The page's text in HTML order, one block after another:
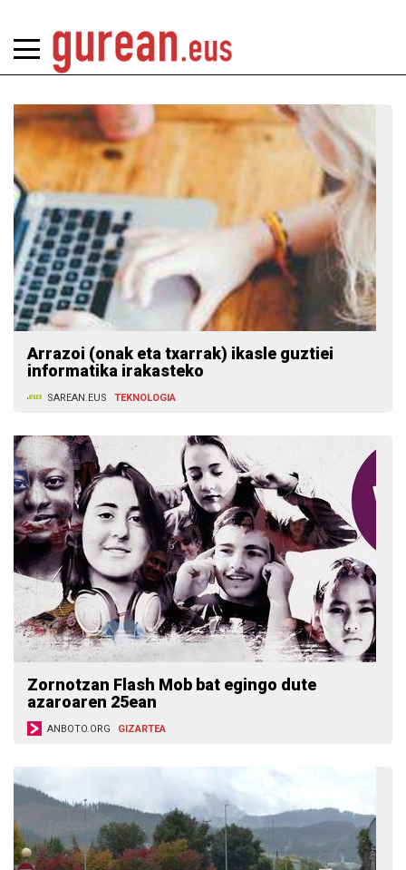
Arrazoi (onak eta txarrak) ikasle guztiei
informatika irakasteko
SAREAN.EUS TEKNOLOGIA
Zornotzan Flash Mob bat egingo dute
azaroaren 25ean
ANBOTO.ORG GIZARTEA